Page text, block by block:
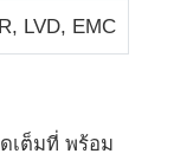
LVD, EMC
เต็มที่ พร้อม